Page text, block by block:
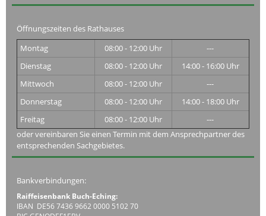
Öffnungszeiten des Rathauses
Montag
08:00 - 12:00 Uhr
---
Dienstag
08:00 - 12:00 Uhr
14:00 - 16:00 Uhr
Mittwoch
08:00 - 12:00 Uhr
---
Donnerstag
08:00 - 12:00 Uhr
14:00 - 18:00 Uhr
Freitag
08:00 - 12:00 Uhr
---
oder vereinbaren Sie einen Termin mit dem Ansprechpartner des
entsprechenden Sachgebietes.
Bankverbindungen:
Raiffeisenbank Buch-Eching:
IBAN DE56 7436 9662 0000 5102 70